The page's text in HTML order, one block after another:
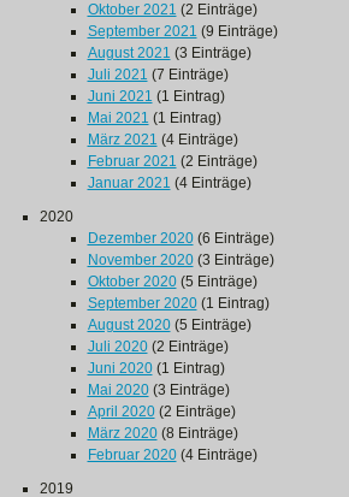
Oktober 2021 (2 Einträge)
September 2021 (9 Einträge)
August 2021 (3 Einträge)
Juli 2021 (7 Einträge)
Juni 2021 (1 Eintrag)
Mai 2021 (1 Eintrag)
März 2021 (4 Einträge)
Februar 2021 (2 Einträge)
Januar 2021 (4 Einträge)
2020
Dezember 2020(6 Einträge)
November 2020(3 Einträge)
Oktober 2020(5 Einträge)
September 2020(1 Eintrag)
August 2020(5 Einträge)
Juli 2020(2 Einträge)
Juni 2020(1 Eintrag)
Mai 2020(3 Einträge)
April 2020(2 Einträge)
März 2020(8 Einträge)
Februar 2020(4 Einträge)
2019